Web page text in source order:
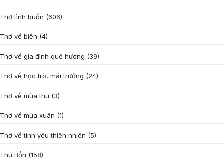
Thơ tình buồn (606)
Thơ về biển (4)
Thơ về gia đình quê hương (39)
Thơ về học trò, mái trường (24)
Thơ về mùa thu (3)
Thơ về mùa xuân (1)
Thơ về tình yêu thiên nhiên (5)
Thu Bồn (158)